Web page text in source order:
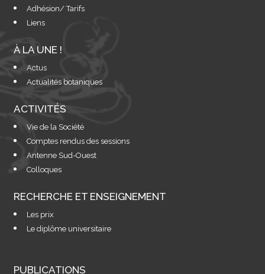
Adhésion/ Tarifs
Liens
À LA UNE !
Actus
Actualités botaniques
ACTIVITÉS
Vie de la Société
Comptes rendus des sessions
Antenne Sud-Ouest
Colloques
RECHERCHE ET ENSEIGNEMENT
Les prix
Le diplôme universitaire
PUBLICATIONS